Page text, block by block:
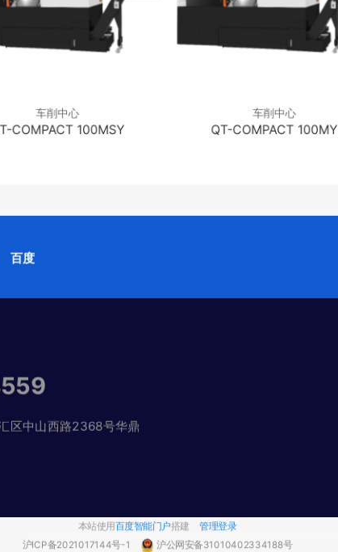
车削中心
COMPACT 100MSY
车削中心
QT-COMPACT 100MY
百度
区中山西路2368号华鼎
本站使用百度智能门户搭建
管理登录
沪ICP备2021017144号-1
沪公网安备31010402334188号